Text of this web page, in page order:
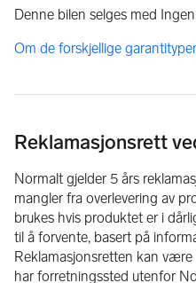
Denne bilen selges med
Om de forskjellige
Reklamasjonsrett
Normalt gjelder 5 års
mangler fra overlevering av
brukes hvis produktet er i
til å forvente, basert på
Reklamasjonsretten kan
har forretningssted utenfor